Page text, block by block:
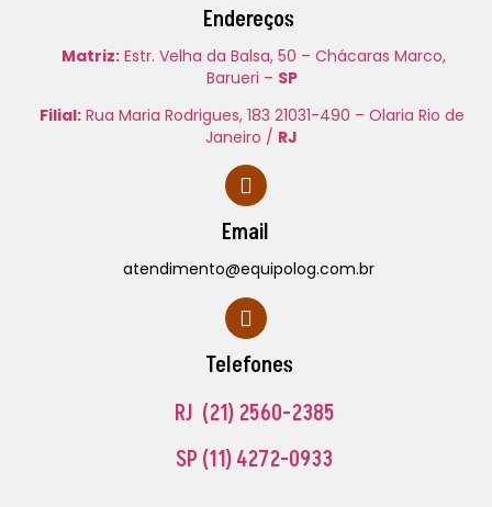
Endereços
Matriz: Estr. Velha da Balsa, 50 – Chácaras Marco,
Barueri – SP
Filial:Rua Maria Rodrigues, 183 21031-490 – Olaria Rio de
Janeiro / RJ
Email
atendimento@equipolog.com.br
Telefones
RJ (21) 2560-2385
SP (11) 4272-0933